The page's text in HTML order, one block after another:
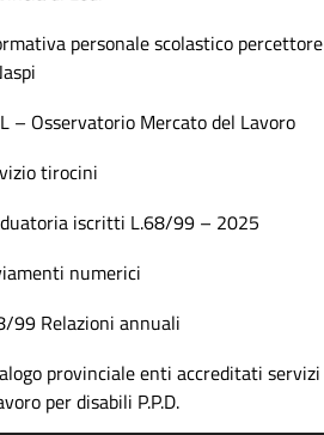
personale scolastico percettore
– Osservatorio Mercato del Lavoro
tirocini
iscritti L.68/99 – 2025
numerici
99 Relazioni annuali
provinciale enti accreditati servizi
per disabili P.P.D.